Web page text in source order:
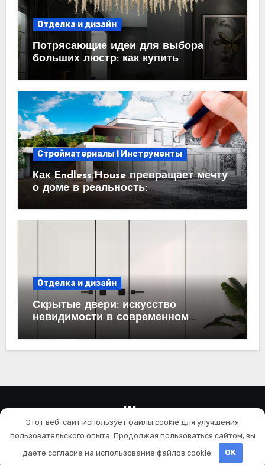
Отделка и дизайн
Потрясающие идеи для выбора
больших люстр: как купить
идеальный светильник
Стройматериалы l Инструменты
Как Endless.House превращает мечту
о доме в реальность:
проектирование под ключ
Отделка и дизайн
Скрытые двери: искусство
невидимости в современном
wallls.ru
Ремонт и отделка
Этот веб-сайт использует файлы cookie для улучшения
пользовательского опыта. Продолжая пользоваться сайтом, вы
даете согласие на использование файлов cookie.
OK